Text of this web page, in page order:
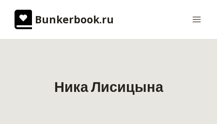
содержимому
Bunkerbook.ru
Ника Лисицына